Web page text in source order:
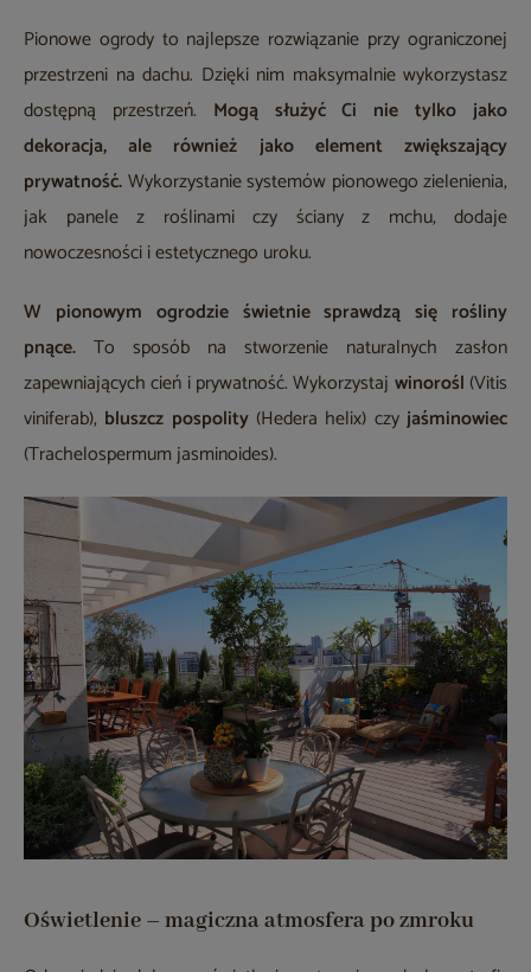
Pionowe ogrody to najlepsze rozwiązanie przy ograniczonej
przestrzeni na dachu. Dzięki nim maksymalnie wykorzystasz
dostępną przestrzeń. Mogą służyć Ci nie tylko jako
dekoracja, ale również jako element zwiększający
prywatność.Wykorzystanie systemów pionowego zielenienia,
jak panele z roślinami czy ściany z mchu, dodaje
nowoczesności i estetycznego uroku.
W pionowym ogrodzie świetnie sprawdzą się rośliny
pnące. To sposób na stworzenie naturalnych zasłon
zapewniających cień i prywatność. Wykorzystaj winorośl (Vitis
viniferab), bluszcz pospolity (Hedera helix) czyjaśminowiec
(Trachelospermum jasminoides).
Oświetlenie – magiczna atmosfera po zmroku